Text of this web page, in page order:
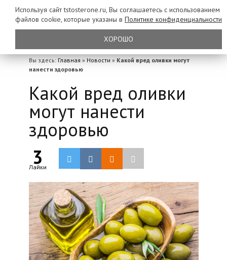
Вы здесь: Главная » Новости » Какой вред оливки могут
нанести здоровью
Какой вред оливки
могут нанести
здоровью
3
Лайки
Используя сайт tstosterone.ru, Вы соглашаетесь с использованием
файлов cookie, которые указаны в Политике конфиденциальности
ХОРОШО